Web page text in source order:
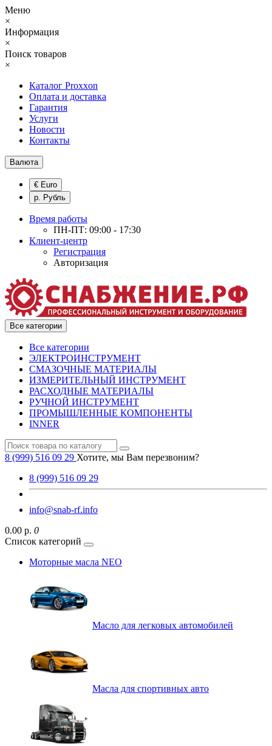
Меню
×
Информация
×
Поиск товаров
×
Каталог Proxxon
Оплата и доставка
Гарантия
Услуги
Новости
Контакты
Валюта
€ Euro
р. Рубль
Время работы
ПН-ПТ: 09:00 - 17:30
Клиент-центр
Регистрация
Авторизация
Все категории
Все категории
ЭЛЕКТРОИНСТРУМЕНТ
СМАЗОЧНЫЕ МАТЕРИАЛЫ
ИЗМЕРИТЕЛЬНЫЙ ИНСТРУМЕНТ
РАСХОДНЫЕ МАТЕРИАЛЫ
РУЧНОЙ ИНСТРУМЕНТ
ПРОМЫШЛЕННЫЕ КОМПОНЕНТЫ
INNER
8 (999) 516 09 29 Хотите, мы Вам перезвоним?
8 (999) 516 09 29
info@snab-rf.info
0.00 р. 0
Список категорий
Моторные масла NEO
Масло для легковых автомобилей
Масла для спортивных авто